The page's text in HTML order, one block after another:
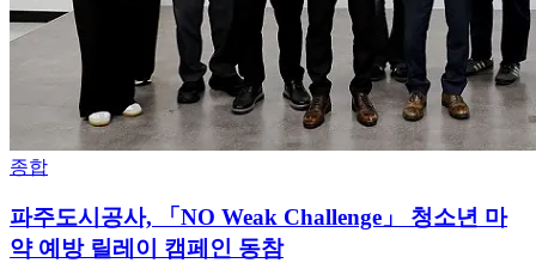
종합
파주도시공사, 「NO Weak Challenge」 청소년 마
약 예방 릴레이 캠페인 동참